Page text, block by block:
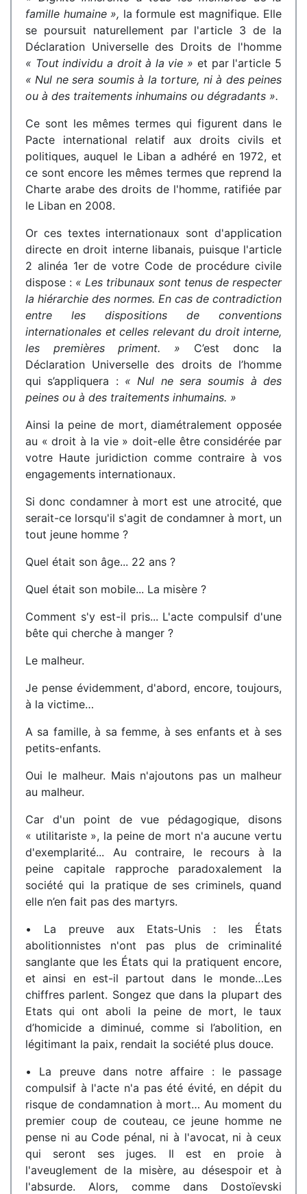
famille humaine », la formule est magnifique. Elle
se poursuit naturellement par l'article 3 de la
Déclaration Universelle des Droits de l'homme
« Tout individu a droit à la vie » et par l'article 5
« Nul ne sera soumis à la torture, ni à des peines
ou à des traitements inhumains ou dégradants ».
Ce sont les mêmes termes qui figurent dans le
Pacte international relatif aux droits civils et
politiques, auquel le Liban a adhéré en 1972, et
ce sont encore les mêmes termes que reprend la
Charte arabe des droits de l'homme, ratifiée par
le Liban en 2008.
Or ces textes internationaux sont d'application
directe en droit interne libanais, puisque l'article
2 alinéa 1er de votre Code de procédure civile
dispose : « Les tribunaux sont tenus de respecter
la hiérarchie des normes. En cas de contradiction
entre les dispositions de conventions
internationales et celles relevant du droit interne,
les premières priment. » C’est donc la
Déclaration Universelle des droits de l’homme
qui s’appliquera : « Nul ne sera soumis à des
peines ou à des traitements inhumains. »
Ainsi la peine de mort, diamétralement opposée
au « droit à la vie » doit-elle être considérée par
votre Haute juridiction comme contraire à vos
engagements internationaux.
Si donc condamner à mort est une atrocité, que
serait-ce lorsqu'il s'agit de condamner à mort, un
tout jeune homme ?
Quel était son âge... 22 ans ?
Quel était son mobile... La misère ?
Comment s'y est-il pris... L'acte compulsif d'une
bête qui cherche à manger ?
Le malheur.
Je pense évidemment, d'abord, encore, toujours,
à la victime…
A sa famille, à sa femme, à ses enfants et à ses
petits-enfants.
Oui le malheur. Mais n'ajoutons pas un malheur
au malheur.
Car d'un point de vue pédagogique, disons
« utilitariste », la peine de mort n'a aucune vertu
d'exemplarité... Au contraire, le recours à la
peine capitale rapproche paradoxalement la
société qui la pratique de ses criminels, quand
elle n’en fait pas des martyrs.
• La preuve aux Etats-Unis : les États
abolitionnistes n'ont pas plus de criminalité
sanglante que les États qui la pratiquent encore,
et ainsi en est-il partout dans le monde…Les
chiffres parlent. Songez que dans la plupart des
Etats qui ont aboli la peine de mort, le taux
d’homicide a diminué, comme si l’abolition, en
légitimant la paix, rendait la société plus douce.
• La preuve dans notre affaire : le passage
compulsif à l'acte n'a pas été évité, en dépit du
risque de condamnation à mort… Au moment du
premier coup de couteau, ce jeune homme ne
pense ni au Code pénal, ni à l'avocat, ni à ceux
qui seront ses juges. Il est en proie à
l'aveuglement de la misère, au désespoir et à
l'absurde. Alors, comme dans Dostoïevski